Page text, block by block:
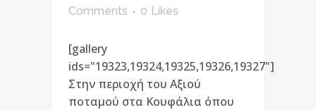
Comments
0 Likes
[gallery
ids="19323,19324,19325,19326,19327"]
Στην περιοχή του Αξιού
ποταμού στα Κουφάλια όπου